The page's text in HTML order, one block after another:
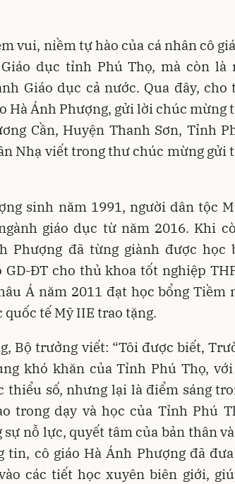
vui, niềm tự hào của cá nhân cô
dục tỉnh Phú Thọ, mà còn là
Giáo dục cả nước. Qua đây,
Hà Ánh Phượng, gửi lời chúc mừng
Cần, Huyện Thanh Sơn, Tỉnh
Nhạ viết trong thư chúc mừng gửi
sinh năm 1991, người dân tộc
giáo dục từ năm 2016. Khi
Phượng đã từng giành được học
GD-ĐT cho thủ khoa tốt nghiệp
Á năm 2011 đạt học bổng Tiềm
quốc tế Mỹ IIE trao tặng.
Bộ trưởng viết: “Tôi được biết,
khó khăn của Tỉnh Phú Thọ,
thiểu số, nhưng lại là điểm sáng
trong dạy và học của Tỉnh Phú
sự nỗ lực, quyết tâm của bản thân
tin, cô giáo Hà Ánh Phượng đã
các tiết học xuyên biên giới,